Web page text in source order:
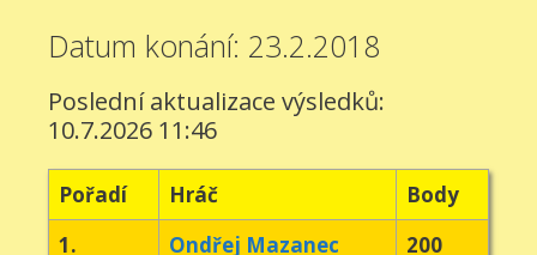
Datum konání: 23.2.2018
Poslední aktualizace výsledků:
10.7.2026 11:46
Pořadí Hráč
Body
1.
Ondřej Mazanec
200